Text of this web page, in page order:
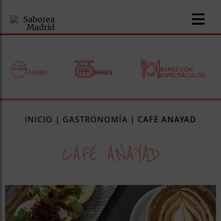
ÁRABE BARES
BARES CON
ESPECTÁCULOS
INICIO | GASTRONOMÍA | CAFÉ ANAYAD
CAFÉ ANAYAD